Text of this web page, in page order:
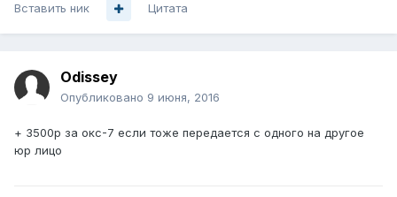
Вставить ник Цитата
Odissey
Опубликовано 9 июня, 2016
+ 3500p за окс-7 если тоже передается с одного на другое
юр лицо